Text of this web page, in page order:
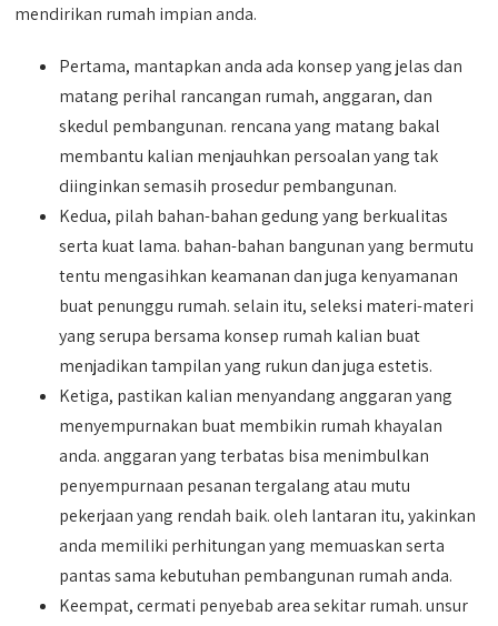
mendirikan rumah impian anda.
Pertama, mantapkan anda ada konsep yang jelas dan
matang perihal rancangan rumah, anggaran, dan
skedul pembangunan. rencana yang matang bakal
membantu kalian menjauhkan persoalan yang tak
diinginkan semasih prosedur pembangunan.
Kedua, pilah bahan-bahan gedung yang berkualitas
serta kuat lama. bahan-bahan bangunan yang bermutu
tentu mengasihkan keamanan dan juga kenyamanan
buat penunggu rumah. selain itu, seleksi materi-materi
yang serupa bersama konsep rumah kalian buat
menjadikan tampilan yang rukun dan juga estetis.
Ketiga, pastikan kalian menyandang anggaran yang
menyempurnakan buat membikin rumah khayalan
anda. anggaran yang terbatas bisa menimbulkan
penyempurnaan pesanan tergalang atau mutu
pekerjaan yang rendah baik. oleh lantaran itu, yakinkan
anda memiliki perhitungan yang memuaskan serta
pantas sama kebutuhan pembangunan rumah anda.
Keempat, cermati penyebab area sekitar rumah. unsur